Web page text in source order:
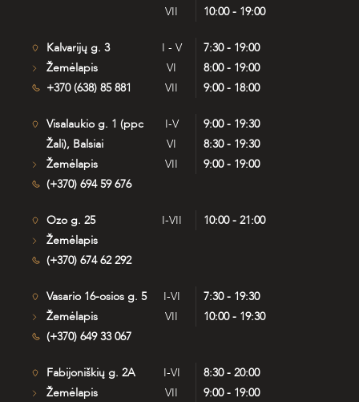
VII
10:00 - 19:00
Kalvarijų g. 3
Žemėlapis
+370 (638) 85 881
I - V
7:30 - 19:00
VI
8:00 - 19:00
VII
9:00 - 18:00
Visalaukio g. 1 (ppc
Žali), Balsiai
Žemėlapis
(+370) 694 59 676
I-V
9:00 - 19:30
VI
8:30 - 19:30
VII
9:00 - 19:00
Ozo g. 25
Žemėlapis
(+370) 674 62 292
I-VII 10:00 - 21:00
Vasario 16-osios g. 5
Žemėlapis
(+370) 649 33 067
I-VI
7:30 - 19:30
VII
10:00 - 19:30
Fabijoniškių g. 2A
Žemėlapis
I-VI
8:30 - 20:00
VII
9:00 - 19:00